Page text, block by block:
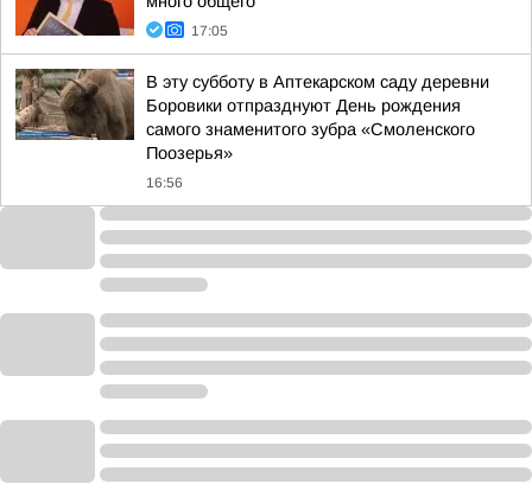
17:05
В эту субботу в Аптекарском саду деревни
Боровики отпразднуют День рождения
самого знаменитого зубра «Смоленского
Поозерья»
16:56